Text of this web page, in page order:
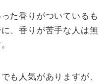
た香りがついているも
、香りが苦手な人は無
も人気がありますが、